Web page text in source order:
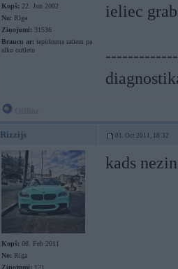
Kopš: 22. Jun 2002
No: Rīga
Ziņojumi: 31536
Braucu ar: iepirkuma ratiem pa
alko outletu
ieliec
Rizzijs 01. Oct 2011, 18:32
Kopš: 08. Feb 2011
No: Rīga
Ziņojumi: 121
kads